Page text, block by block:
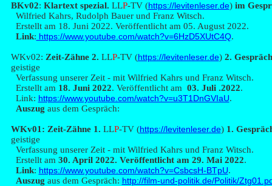
BKv02: Klartext spezial. LLP-TV (https://levitenleser.de)im
Wilfried Kahrs, Rudolph Bauer und Franz Witsch.
Erstellt am 18. Juni 2022. Veröffentlicht am 05. August 2022.
Link: https://www.youtube.com/watch?v=6HzD5XUtC4Q.
WKv02: Zeit-Zähne 2. LLP-TV (https://levitenleser.de)2. Gespräch
geistige
Verfassung unserer Zeit - mit Wilfried Kahrs und Franz Witsch.
Erstellt am 18. Juni 2022. Veröffentlicht am 03. Juli .2022.
Link: https://www.youtube.com/watch?v=u3T1DnGVIaU.
Auszug aus dem Gespräch:
WKv01: Zeit-Zähne 1. LLP-TV (https://levitenleser.de)1.
geistige
Verfassung unserer Zeit - mit Wilfried Kahrs und Franz Witsch.
Erstellt am 30. April 2022. Veröffentlicht am 29. Mai 2022.
Link: https://www.youtube.com/watch?v=CsbcsH-BTpU.
Auszug aus dem Gespräch: http://film-und-politik.de/Politik/